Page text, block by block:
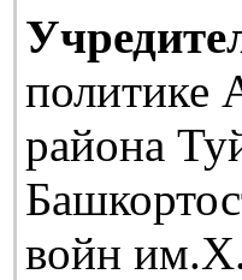
политике
района
войн